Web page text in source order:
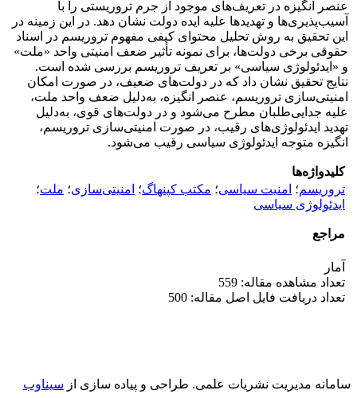
عنصر انگیزه در تعریف‌های موجود از جرم تروریستی را با
آسیب‌پذیری‌ها و تهدیدها علیه ایده دولت نشان دهد. در این زمینه در
این تحقیق به روش تحلیل محتوای کیفی مفهوم تروریسم در اسناد
حقوقی برخی دولت‌ها، برای نمونه تأثیر ضعف امنیتی واحد «ملت»
و «ایدئولوژی سیاسی» بر تعریف تروریسم بررسی شده است.
نتایج تحقیق نشان داد که در دولت‌های ضعیف، در صورت امکان
امنیتی‌سازی تروریسم، عنصر انگیزه، به‌دلیل ضعف واحد ملت،
علیه جدایی‌طلبان مطرح می‌شود و در دولت‌های قوی، به‌دلیل
تهدید ایدئولوژی‌های رقیب، در صورت امنیتی‌سازی تروریسم،
انگیزه متوجه ایدئولوژی سیاسی رقیب می‌شود.
کلیدواژه‌ها
تروریسم؛ امنیت سیاسی؛ مکتب کپنهاگ؛ امنیتی‌سازی؛ ملت؛
ایدئولوژی سیاسی
مراجع
آمار
تعداد مشاهده مقاله: 559
تعداد دریافت فایل اصل مقاله: 500
سامانه مدیریت نشریات علمی. طراحی و پیاده سازی از سیناوب